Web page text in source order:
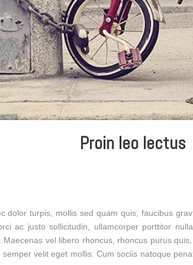
Proin leo lectus
dolor turpis, mollis sed quam quis, faucibus
ac justo sollicitudin, ullamcorper porttitor
vel libero rhoncus, rhoncus purus
velit eget mollis. Cum sociis natoque